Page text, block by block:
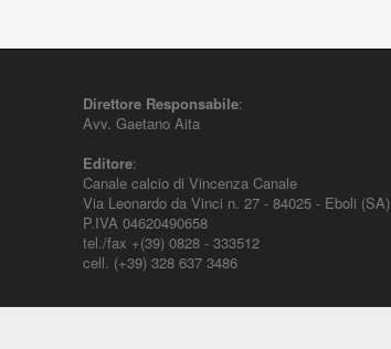
Direttore Responsabile:
Avv. Gaetano Aita
Editore:
Canale calcio di Vincenza Canale
Via Leonardo da Vinci n. 27 - 84025 - Eboli (SA)
P.IVA 04620490658
tel./fax +(39) 0828 - 333512
cell. (+39) 328 637 3486